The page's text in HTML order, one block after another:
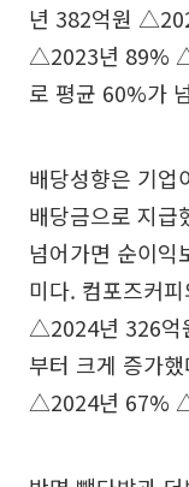
년 382억원
△2023년 89%
로 평균 60%가
배당성향은 기업
배당금으로 지
넘어가면 순이익
미다. 컴포즈커
△2024년 326억
부터 크게 증가
△2024년 67%